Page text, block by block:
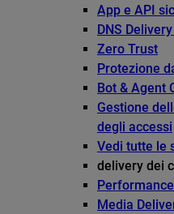
App e API
DNS
Zero Trust
Protezione
Bot & Agent
Gestione
degli accessi
Vedi tutte le
delivery dei
Media